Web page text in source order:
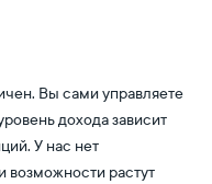
Вы сами управляете
дохода зависит
У нас нет
возможности растут